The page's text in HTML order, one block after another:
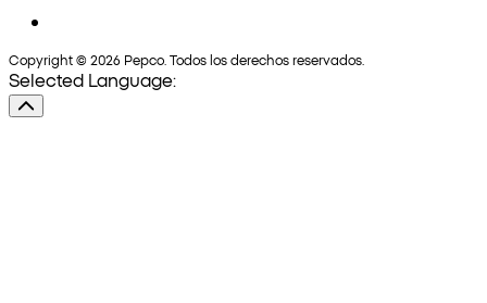
Copyright © 2026 Pepco. Todos los derechos reservados.
Selected Language: